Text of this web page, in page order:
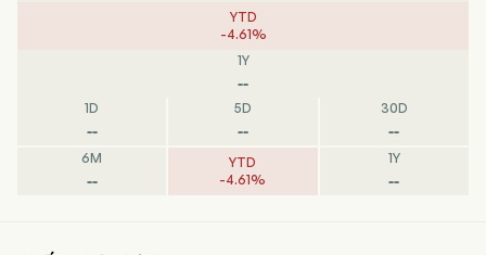
YTD
-4.61%
1Y
--
1D
--
5D
--
30D
--
6M
--
YTD
-4.61%
1Y
--